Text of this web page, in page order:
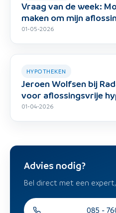
Vraag van de week:
maken om mijn
01-05-2026
HYPOTHEKEN
Jeroen Wolfsen bij
voor aflossingsvrije
01-04-2026
Advies nodig?
Bel direct met een
085 -